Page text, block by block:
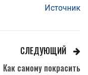
Источник
СЛЕДУЮЩИЙ
Как самому покрасить